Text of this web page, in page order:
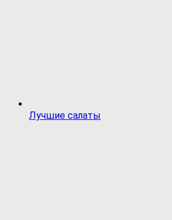
Лучшие салаты